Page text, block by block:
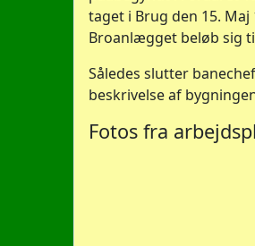
taget i Brug den 15.
Broanlægget beløb sig
Således slutter
beskrivelse af
Fotos fra